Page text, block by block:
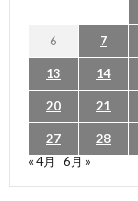
6 7
13 14
20 21
27 28
« 4月
6月 »